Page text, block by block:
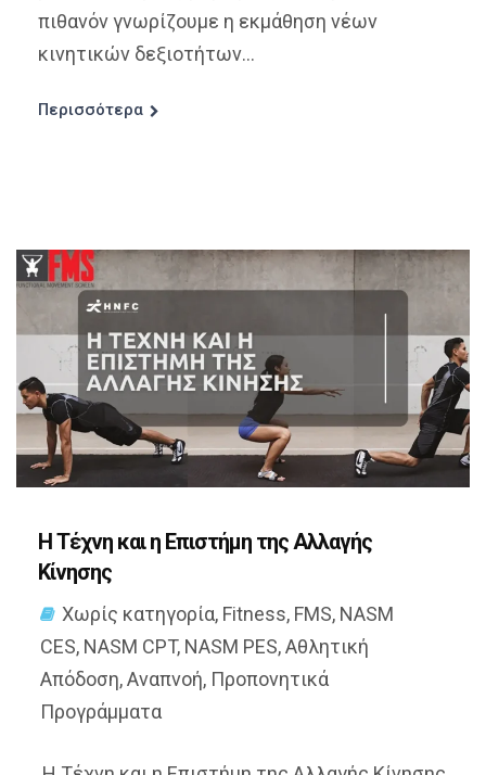
πιθανόν γνωρίζουμε η εκμάθηση νέων
κινητικών δεξιοτήτων...
Περισσότερα
Η Τέχνη και η Επιστήμη της Αλλαγής
Κίνησης
Χωρίς κατηγορία, Fitness, FMS, NASM
CES, NASM CPT, NASM PES,Αθλητική
Απόδοση,Αναπνοή, Προπονητικά
Προγράμματα